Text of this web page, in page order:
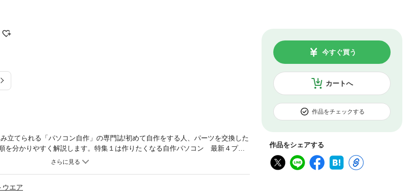
カートへ
今すぐ買う
作品をチェックする
作品をシェアする
立てられる「パソコン自作」の専門誌!初めて自作をする人、パーツを交換した
を分かりやすく解説します。特集１は作りたくなる自作パソコン 最新４プラ
「こんなパソコンを作ってみたい」と思わせる自作プランを用意。パソコンを
起動を速くしたい、動作を静かにしたい、性能を上げたい、という目的に沿っ
ウエア